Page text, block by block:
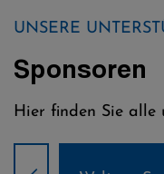
UNSERE
Sponsoren
Hier finden Sie alle